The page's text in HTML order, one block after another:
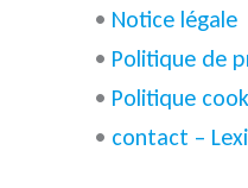
• Notice légale
• Politique de
• Politique
• contact –